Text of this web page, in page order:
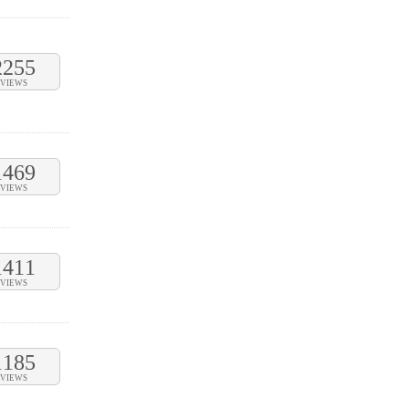
VIEWS
VIEWS
VIEWS
VIEWS